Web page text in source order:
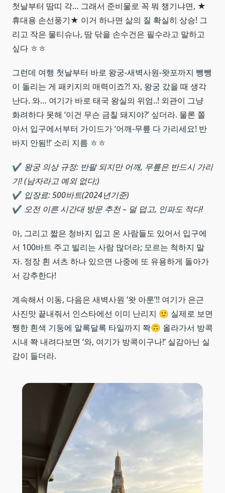
첫날부터 땀띠 각… 그래서 준비물로 꼭 뭐 챙기냐면, ★
휴대용 손선풍기★ 이거 하나면 삶의 질 확실히 상승! 그
리고 작은 물티슈나, 땀 닦을 손수건은 필수라고 말하고
싶다 ㅎㅎ
그런데 여행 첫날부터 바로 왕궁-새벽사원-왓포까지 뺑뺑
이 돌리는 게 패키지의 매력이죠?! 자, 왕궁 갔을 때 생각
난다. 와… 여기가 바로 태국 왕실의 위엄..! 외관이 그냥
화려하다 못해 ‘이건 무슨 금칠 돼지야?’ 싶더라. 물론 쫄
아서 입구에서부터 가이드가 ‘어깨-무릎 다 가리세요! 반
바지 안됨!!’ 소리 지름 ㅎㅎ
✔️ 왕궁 의상 규정: 반팔 되지만 어깨, 무릎은 반드시 가리
기! (남자라고 예외 없다;)
✔️ 입장료: 500바트(2024년기준)
✔️ 오전 이른 시간대 방문 추천 – 덜 덥고, 인파도 적다!
아, 그리고 짧은 청바지 입고 온 사람들도 있어서 입구에
서 100바트 주고 빌리는 사람 많더라; 모르는 척하지 말
자. 정장 흰 셔츠 하나 있으면 나중에 또 유용하게 돌아가
서 강추한다!
계속해서 이동, 다음은 새벽사원 ‘왓 아룬’!! 여기가 은근
사진맛 끝내줘서 인스타에선 이미 난리지 🙂 실제로 보면
쨍한 흰색 기둥에 알록달록 타일까지 쫙🙃 올라가서 방콕
시내 쫙 내려다보면 ‘와, 여기가 방콕이구나!’ 실감아닌 실
감이 들더라.